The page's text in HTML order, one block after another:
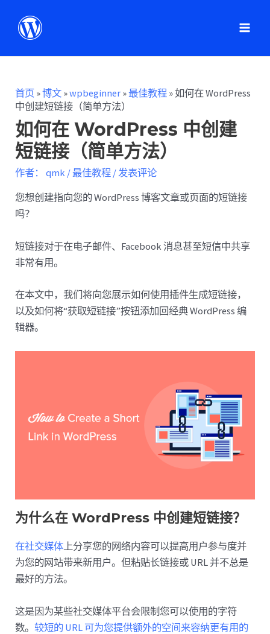
首页 »博文 »wpbeginner »最佳教程 »如何在 WordPress
中创建短链接（简单方法）
如何在 WordPress 中创建
短链接（简单方法）
作者： qmk /最佳教程 /发表评论
您想创建指向您的 WordPress 博客文章或页面的短链接
吗？
短链接对于在电子邮件、Facebook 消息甚至短信中共享
非常有用。
在本文中，我们将向您展示如何使用插件生成短链接，
以及如何将“获取短链接”按钮添加回经典 WordPress 编
辑器。
为什么在 WordPress 中创建短链接？
在社交媒体上分享您的网络内容可以提高用户参与度并
为您的网站带来新用户。但粘贴长链接或 URL 并不总是
最好的方法。
这是因为某些社交媒体平台会限制您可以使用的字符
数。较短的 URL 可为您提供额外的空间来容纳更有用的